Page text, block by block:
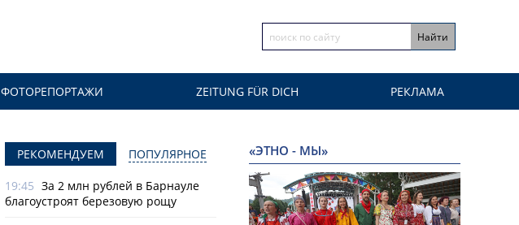
ФОТОРЕПОРТАЖИ ZEITUNG FÜR DICH РЕКЛАМА
РЕКОМЕНДУЕМ ПОПУЛЯРНОЕ
19:45 За 2 млн рублей в Барнауле
благоустроят березовую рощу
«ЭТНО - МЫ»